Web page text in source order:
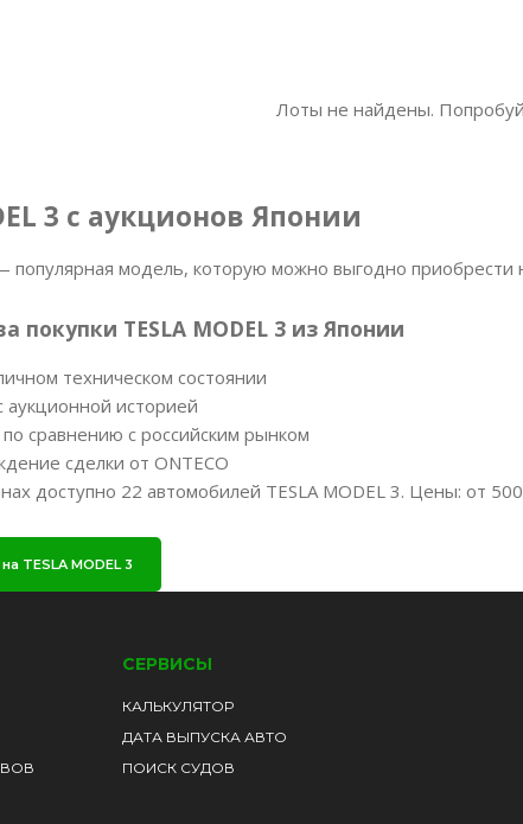
Лоты не найдены.
3 с аукционов Японии
популярная модель, которую можно выгодно приобрести
покупки TESLA MODEL 3 из Японии
техническом состоянии
аукционной историей
сравнению с российским рынком
сделки от ONTECO
доступно 22 автомобилей TESLA MODEL 3. Цены: от
TESLA MODEL 3
СЕРВИСЫ
КАЛЬКУЛЯТОР
ДАТА ВЫПУСКА АВТО
ПОИСК СУДОВ